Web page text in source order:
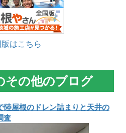
はこちら
その他のブログ
陸屋根のドレン詰まりと天井の
査